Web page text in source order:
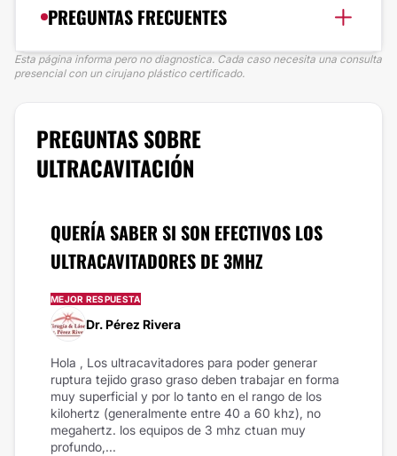
PREGUNTAS FRECUENTES
Esta página informa pero no diagnostica. Cada caso necesita una consulta
presencial con un cirujano plástico certificado.
PREGUNTAS SOBRE
ULTRACAVITACIÓN
QUERÍA SABER SI SON EFECTIVOS LOS
ULTRACAVITADORES DE 3MHZ
MEJOR RESPUESTA
Dr. Pérez Rivera
Hola , Los ultracavitadores para poder generar
ruptura tejido graso graso deben trabajar en forma
muy superficial y por lo tanto en el rango de los
kilohertz (generalmente entre 40 a 60 khz), no
megahertz. los equipos de 3 mhz ctuan muy
profundo,...